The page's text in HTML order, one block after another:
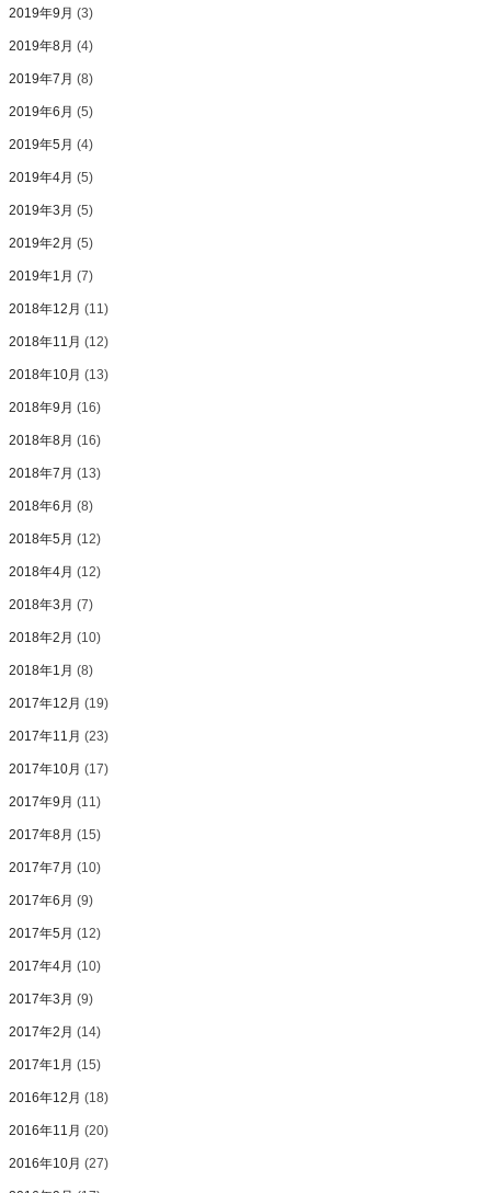
2019年9月 (3)
2019年8月 (4)
2019年7月 (8)
2019年6月 (5)
2019年5月 (4)
2019年4月 (5)
2019年3月 (5)
2019年2月 (5)
2019年1月 (7)
2018年12月 (11)
2018年11月 (12)
2018年10月 (13)
2018年9月 (16)
2018年8月 (16)
2018年7月 (13)
2018年6月 (8)
2018年5月 (12)
2018年4月 (12)
2018年3月 (7)
2018年2月 (10)
2018年1月 (8)
2017年12月 (19)
2017年11月 (23)
2017年10月 (17)
2017年9月 (11)
2017年8月 (15)
2017年7月 (10)
2017年6月 (9)
2017年5月 (12)
2017年4月 (10)
2017年3月 (9)
2017年2月 (14)
2017年1月 (15)
2016年12月 (18)
2016年11月 (20)
2016年10月 (27)